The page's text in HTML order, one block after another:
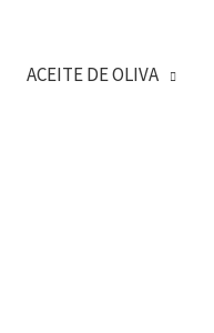
ACEITE DE OLIVA